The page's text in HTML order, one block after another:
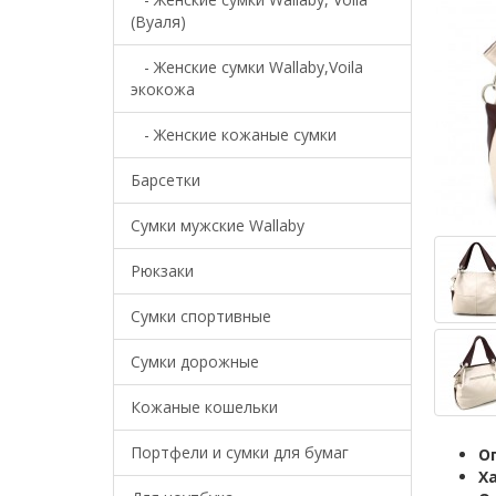
(Вуаля)
- Женские сумки Wallaby,Voila
экокожа
- Женские кожаные сумки
Барсетки
Cумки мужские Wallaby
Рюкзаки
Сумки спортивные
Сумки дорожные
Кожаные кошельки
Портфели и сумки для бумаг